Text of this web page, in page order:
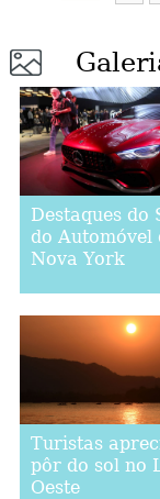
Destaques do
do Automóvel
Nova York
Turistas
pôr do sol no
Oeste